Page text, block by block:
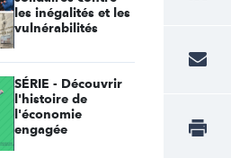
les inégalités et les
vulnérabilités
SÉRIE - Découvrir
l'histoire de
l'économie
engagée